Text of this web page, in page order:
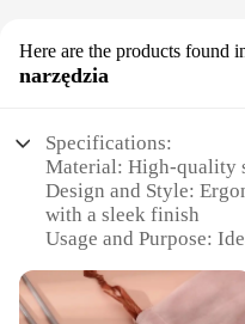
Here are the products found
narzędzia
Specifications:
Material: High-quality
Design and Style:
with a sleek finish
Usage and Purpose:
Performance and
smooth application